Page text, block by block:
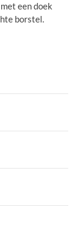
een doek
borstel.